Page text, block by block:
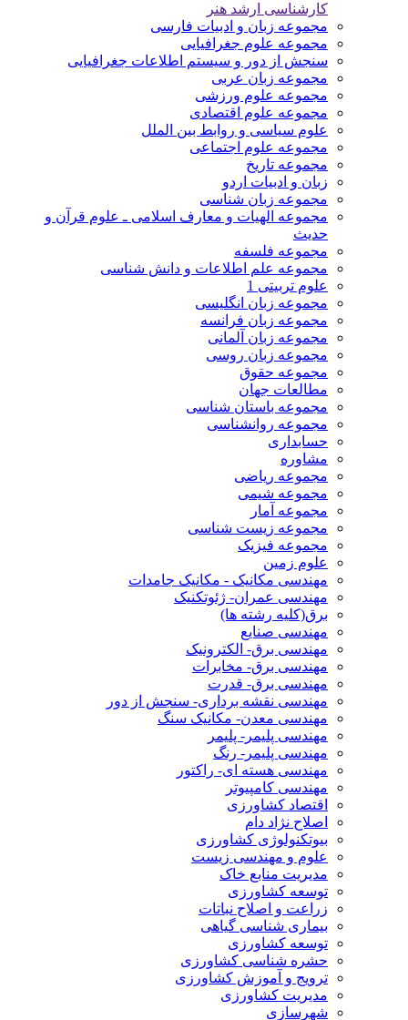
کارشناسی ارشد هنر
مجموعه زبان و ادبیات فارسی
مجموعه علوم جغرافیایی
سنجش از دور و سیستم اطلاعات جغرافیایی
مجموعه زبان عربی
مجموعه علوم ورزشی
مجموعه علوم اقتصادی
علوم سیاسی و روابط بین الملل
مجموعه علوم اجتماعی
مجموعه تاریخ
زبان و ادبیات اردو
مجموعه زبان شناسی
مجموعه الهیات و معارف اسلامی ـ علوم قرآن و
حدیث
مجموعه فلسفه
مجموعه علم اطلاعات و دانش شناسی
علوم تربیتی 1
مجموعه زبان انگلیسی
مجموعه زبان فرانسه
مجموعه زبان آلمانی
مجموعه زبان روسی
مجموعه حقوق
مطالعات جهان
مجموعه باستان شناسی
مجموعه روانشناسی
حسابداری
مشاوره
مجموعه ریاضی
مجموعه شیمی
مجموعه آمار
مجموعه زیست شناسی
مجموعه فیزیک
علوم زمین
مهندسی مکانیک - مکانیک جامدات
مهندسی عمران- ژئوتکنیک
برق(کلیه رشته ها)
مهندسی صنایع
مهندسی برق- الکترونیک
مهندسی برق- مخابرات
مهندسی برق- قدرت
مهندسی نقشه برداری- سنجش از دور
مهندسی معدن- مکانیک سنگ
مهندسی پلیمر- پلیمر
مهندسی پلیمر- رنگ
مهندسی هسته ای- راکتور
مهندسی کامپیوتر
اقتصاد کشاورزی
اصلاح نژاد دام
بیوتکنولوژی کشاورزی
علوم و مهندسی زیست
مدیریت منابع خاک
توسعه کشاورزی
زراعت و اصلاح نباتات
بیماری شناسی گیاهی
توسعه کشاورزی
حشره شناسی کشاورزی
ترویج و آموزش کشاورزی
مدیریت کشاورزی
شهرسازی